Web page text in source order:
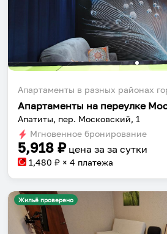
Апартаменты в разных районах
Апартаменты на переулке
Апатиты, пер. Московский, 1
Мгновенное бронирование
5,918 ₽ цена за за сутки
1,480 ₽ × 4 платежа
Жильё проверено